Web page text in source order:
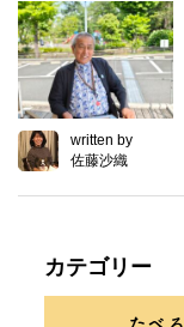
written by
佐藤沙織
カテゴリー